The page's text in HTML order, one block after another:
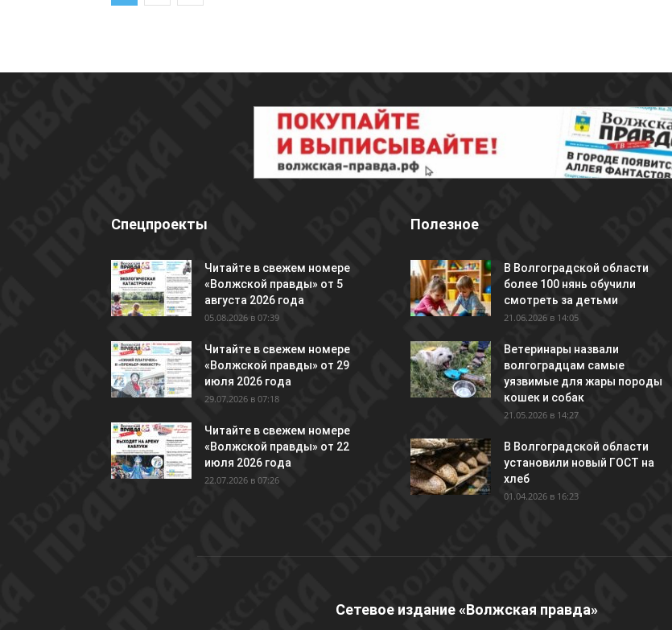
Спецпроекты
Читайте в свежем номере
«Волжской правды» от 5
августа 2026 года
05.08.2026 в 07:39
Читайте в свежем номере
«Волжской правды» от 29
июля 2026 года
29.07.2026 в 07:18
Читайте в свежем номере
«Волжской правды» от 22
июля 2026 года
22.07.2026 в 07:26
Полезное
В Волгоградской области
более 100 нянь обучили
смотреть за детьми
21.06.2026 в 14:05
Ветеринары назвали
волгоградцам самые
уязвимые для жары породы
кошек и собак
21.05.2026 в 14:27
В Волгоградской области
установили новый ГОСТ на
хлеб
01.04.2026 в 16:23
Сетевое издание «Волжская правда»